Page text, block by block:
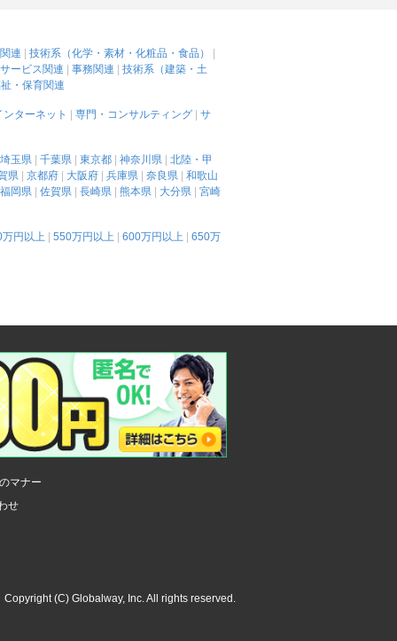
連
技術系（化学・素材・化粧品・食品）
ービス関連
事務関連
技術系（建築・土
・保育関連
ターネット 専門・コンサルティング サ
埼玉県 千葉県 東京都 神奈川県
北陸・甲
県
京都府 大阪府 兵庫県 奈良県
和歌山
福岡県
佐賀県 長崎県 熊本県 大分県 宮崎
円以上 550万円以上 600万円以上 650万
マナー
せ
Copyright (C) Globalway, Inc. All rights reserved.